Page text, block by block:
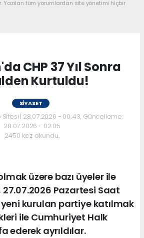
Yazılan tüm yorumlardan site yönetimi hiçbir
CHP 37 Yıl Sonra
Kurtuldu!
SIYASET
| 28.07.2026 - 00:43, Güncelleme:
28.07.2026 - 02:05
2450 kez okundu.
üzere bazı üyeler ile
Pazartesi Saat
yeni kurulan partiye katılmak
ile Cumhuriyet Halk
ederek ayrıldılar.